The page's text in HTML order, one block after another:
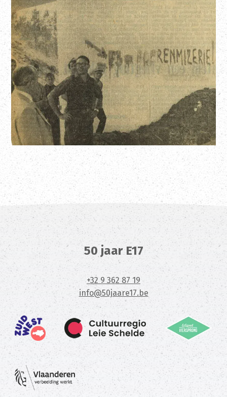
50 jaar E17
+32 9 362 87 19
info@50jaare17.be